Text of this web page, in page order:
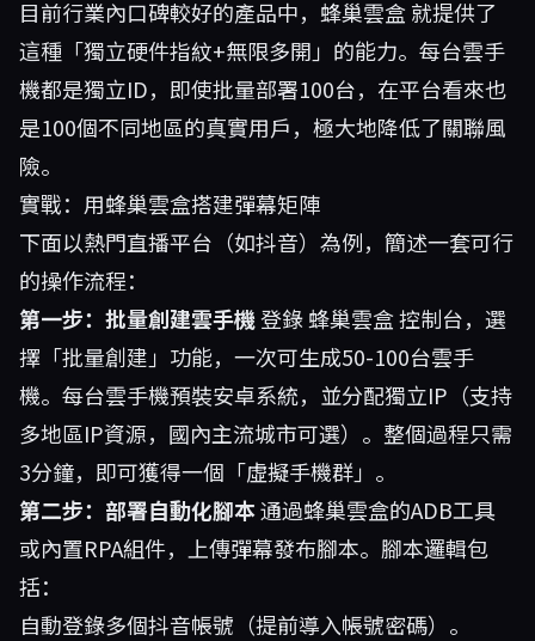
目前行業內口碑較好的產品中， 蜂巢雲盒就提供了
這種「獨立硬件指紋+無限多開」的能力。每台雲手
機都是獨立ID，即使批量部署100台，在平台看來也
是100個不同地區的真實用戶，極大地降低了關聯風
險。
實戰：用蜂巢雲盒搭建彈幕矩陣
下面以熱門直播平台（如抖音）為例，簡述一套可行
的操作流程：
第一步：批量創建雲手機登錄蜂巢雲盒控制台，選
擇「批量創建」功能，一次可生成50-100台雲手
機。每台雲手機預裝安卓系統，並分配獨立IP（支持
多地區IP資源，國內主流城市可選）。整個過程只需
3分鐘，即可獲得一個「虛擬手機群」。
第二步：部署自動化腳本通過蜂巢雲盒的ADB工具
或內置RPA組件，上傳彈幕發布腳本。腳本邏輯包
括：
自動登錄多個抖音帳號（提前導入帳號密碼）。